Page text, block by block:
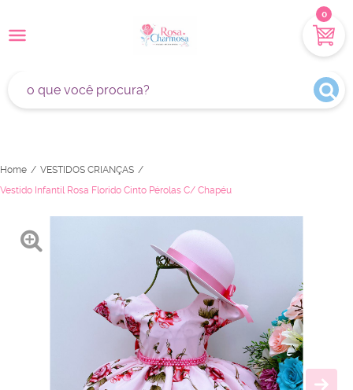
0
Home
VESTIDOS CRIANÇAS
Vestido Infantil Rosa Florido Cinto Pérolas C/ Chapéu